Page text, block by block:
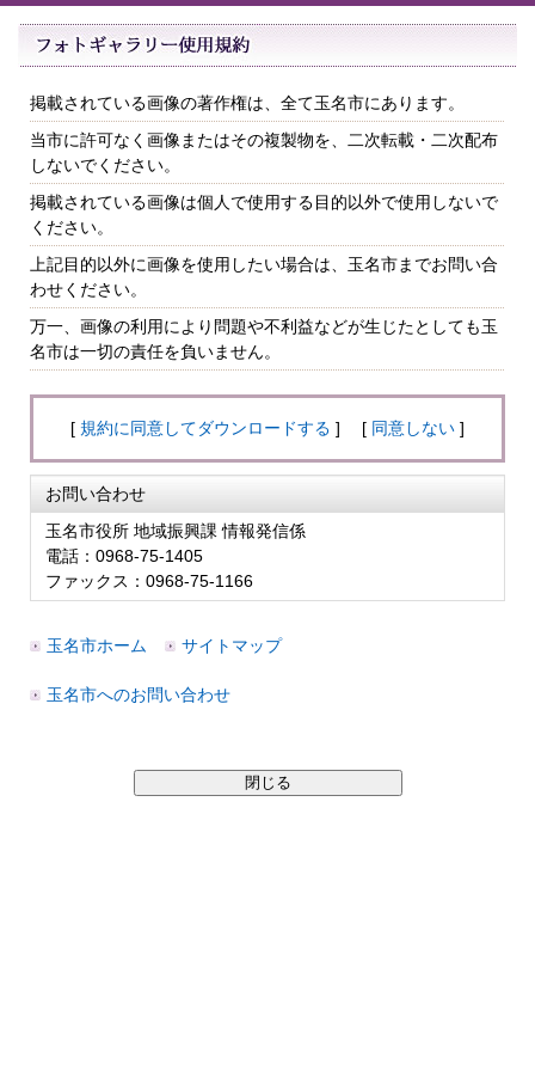
掲載されている画像の著作権は、全て玉名市にあります。
当市に許可なく画像またはその複製物を、二次転載・二次配布
しないでください。
掲載されている画像は個人で使用する目的以外で使用しないで
ください。
上記目的以外に画像を使用したい場合は、玉名市までお問い合
わせください。
万一、画像の利用により問題や不利益などが生じたとしても玉
名市は一切の責任を負いません。
[ 規約に同意してダウンロードする ] [ 同意しない ]
お問い合わせ
玉名市役所 地域振興課 情報発信係
電話：0968-75-1405
ファックス：0968-75-1166
玉名市ホーム サイトマップ
玉名市へのお問い合わせ